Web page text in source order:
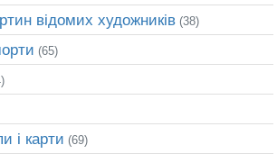
відомих художників (38)
(65)
і карти (69)